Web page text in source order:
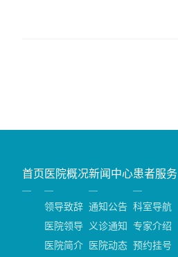
首页 医院概况
领导致辞
医院领导
医院简介
新闻中心
通知公告
义诊通知
医院动态
患者服务
科室导航
专家介绍
预约挂号